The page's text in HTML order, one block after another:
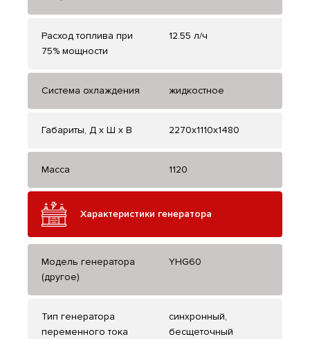
Расход топлива при
75% мощности
12.55 л/ч
Система охлаждения жидкостное
Габариты, Д x Ш x В 2270x1110x1480
Масса 1120
Характеристики генератора
Модель генератора
(другое)
YHG60
Тип генератора
переменного тока
синхронный,
бесщеточный